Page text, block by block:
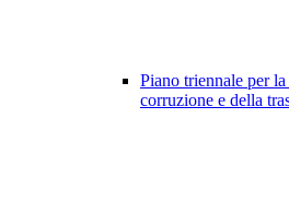
Piano triennale per
corruzione e della